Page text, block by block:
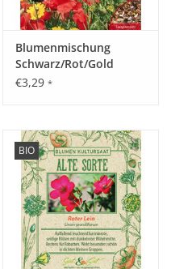
Blumenmischung
Schwarz/Rot/Gold
€3,29 *
BIO